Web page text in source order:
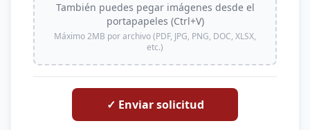
También puedes pegar imágenes desde el
portapapeles (Ctrl+V)
Máximo 2MB por archivo (PDF, JPG, PNG, DOC, XLSX,
etc.)
✓ Enviar solicitud